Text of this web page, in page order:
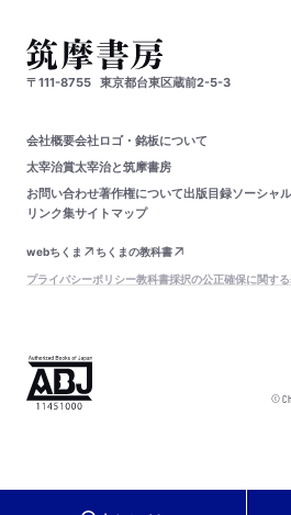
〒111-8755 東京都台東区蔵前2-5-3
会社概要会社ロゴ・銘板について
太宰治賞太宰治と筑摩書房
お問い合わせ著作権について出版目録ソーシャ
リンク集サイトマップ
webちくま
ちくまの教科書
プライバシーポリシー教科書採択の公正確保に関す
©